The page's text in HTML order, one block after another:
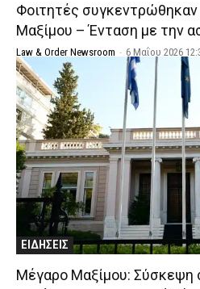
Φοιτητές
Μαξίμου – Ένταση με την
Law & Order Newsroom - 6 Μαΐου 2026
ΕΙΔΗΣΕΙΣ
Μέγαρο Μαξίμου: Σύσκεψη